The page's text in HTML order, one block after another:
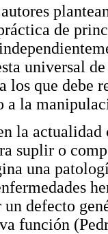
de
universal
los que debe
la
la
suplir o
una
defecto
función